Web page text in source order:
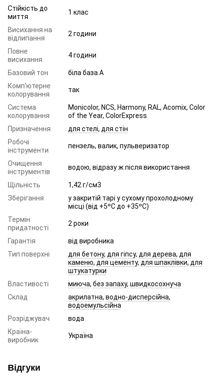
Стійкість до
миття
1 клас
Висихання на
відлипання
2 години
Повне
висихання
4 години
Базовий тон
біла база A
Комп'ютерне
колорування
так
Система
колорування
Monicolor, NCS, Harmony, RAL, Acomix, Color
of the Year, ColorExpress
Призначення
для стелі, для стін
Робочі
інструменти
пензель, валик, пульверизатор
Очищення
інструментів
водою, відразу ж після використання
Щільність
1,42 г/см3
Зберігання
у закритій тарі у сухому прохолодному
місці (від +5ºC до +35ºC)
Термін
придатності
2 роки
Гарантія
від виробника
Тип поверхні
для бетону, для гіпсу, для дерева, для
каменю, для цементу, для шпаклівки, для
штукатурки
Властивості
миюча, без запаху, швидкосохнуча
Склад
акрилатна, водно-дисперсійна,
водоемульсійна
Розріджувач
вода
Країна-
виробник
Україна
Відгуки